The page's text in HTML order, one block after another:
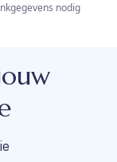
nodig